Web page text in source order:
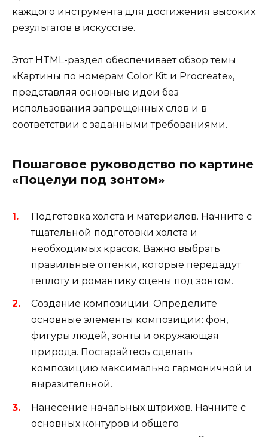
каждого инструмента для достижения высоких
результатов в искусстве.
Этот HTML-раздел обеспечивает обзор темы
«Картины по номерам Color Kit и Procreate»,
представляя основные идеи без
использования запрещенных слов и в
соответствии с заданными требованиями.
Пошаговое руководство по картине
«Поцелуи под зонтом»
Подготовка холста и материалов. Начните с
тщательной подготовки холста и
необходимых красок. Важно выбрать
правильные оттенки, которые передадут
теплоту и романтику сцены под зонтом.
Создание композиции. Определите
основные элементы композиции: фон,
фигуры людей, зонты и окружающая
природа. Постарайтесь сделать
композицию максимально гармоничной и
выразительной.
Нанесение начальных штрихов. Начните с
основных контуров и общего